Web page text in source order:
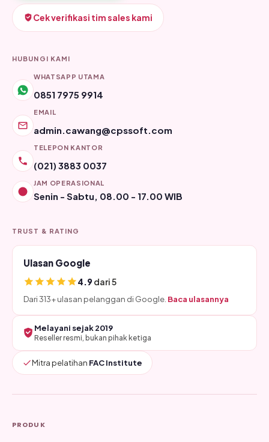
Cek verifikasi tim sales kami
HUBUNGI KAMI
WHATSAPP UTAMA
0851 7975 9914
EMAIL
admin.cawang@cpssoft.com
TELEPON KANTOR
(021) 3883 0037
JAM OPERASIONAL
Senin - Sabtu, 08.00 - 17.00 WIB
TRUST & RATING
Ulasan Google
4.9dari 5
Dari 313+ ulasan pelanggan di Google. Baca ulasannya
Melayani sejak 2019
Reseller resmi, bukan pihak ketiga
Mitra pelatihan FAC Institute
PRODUK